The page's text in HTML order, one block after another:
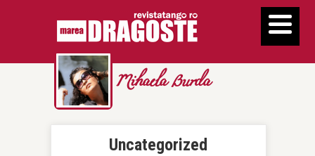
Mihaela Burda
Uncategorized